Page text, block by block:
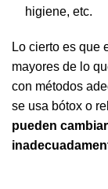
higiene, etc.
Lo cierto es que
mayores de lo
con métodos
se usa bótox o
pueden